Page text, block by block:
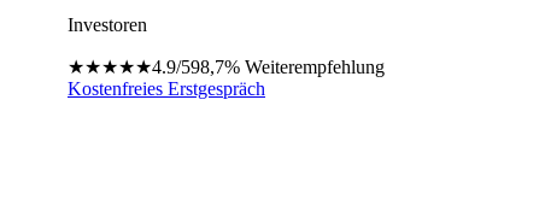
Investoren
★★★★★4.9/598,7% Weiterempfehlung
Kostenfreies Erstgespräch